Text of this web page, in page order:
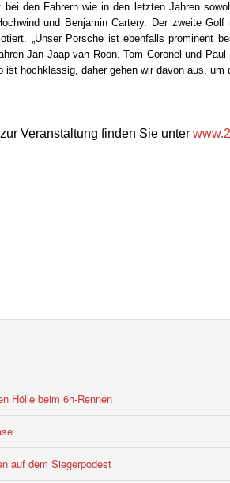
den Fahrern wie in den letzten Jahren
und Benjamin Cartery. Der zweite
„Unser Porsche ist ebenfalls prominent
Jan Jaap van Roon, Tom Coronel und
ist hochklassig, daher gehen wir davon aus,
Veranstaltung finden Sie unter
Hölle beim 6h-Rennen
auf dem Siegerpodest